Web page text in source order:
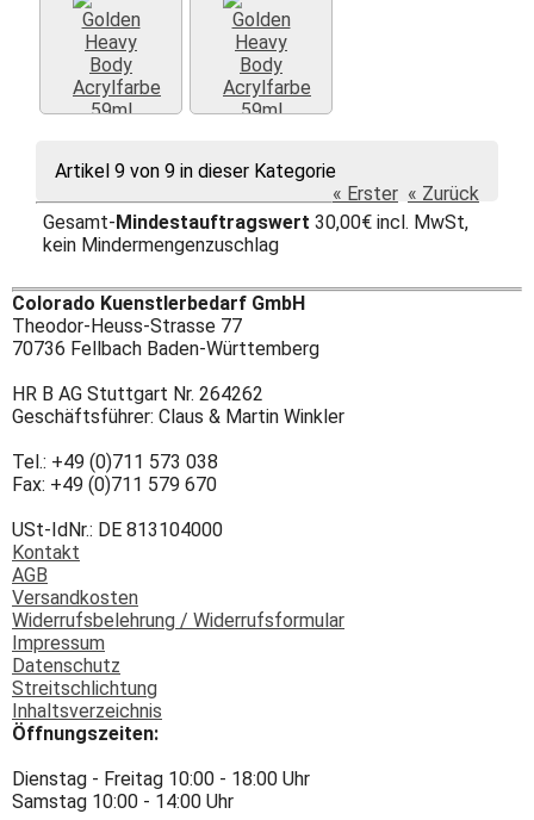
Weiter » Weiter »
Artikel 9 von 9 in dieser Kategorie
« Erster « Zurück
Gesamt-Mindestauftragswert 30,00€ incl. MwSt,
kein Mindermengenzuschlag
Colorado Kuenstlerbedarf GmbH
Theodor-Heuss-Strasse 77
70736 Fellbach Baden-Württemberg
HR B AG Stuttgart Nr. 264262
Geschäftsführer: Claus & Martin Winkler
Tel.: +49 (0)711 573 038
Fax: +49 (0)711 579 670
USt-IdNr.: DE 813104000
Kontakt
AGB
Versandkosten
Widerrufsbelehrung / Widerrufsformular
Impressum
Datenschutz
Streitschlichtung
Inhaltsverzeichnis
Öffnungszeiten:
Dienstag - Freitag 10:00 - 18:00 Uhr
Samstag 10:00 - 14:00 Uhr